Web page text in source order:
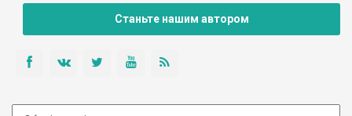
Станьте нашим автором